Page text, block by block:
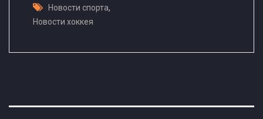
Новости спорта,
Новости хоккея